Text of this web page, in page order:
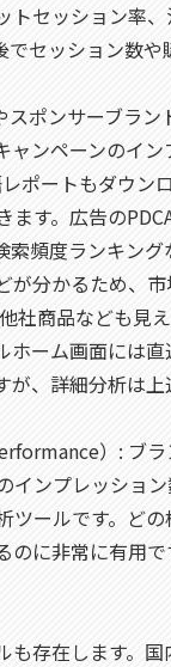
セッション率
セッション数
ポンサーブラ
ンペーンのイン
ポートもダウン
す。広告の
頻度ランキン
分かるため、
商品なども見え
ーム画面には
、詳細分析は
）: ブ
インプレッショ
ールです。ど
に非常に有用で
存在します。